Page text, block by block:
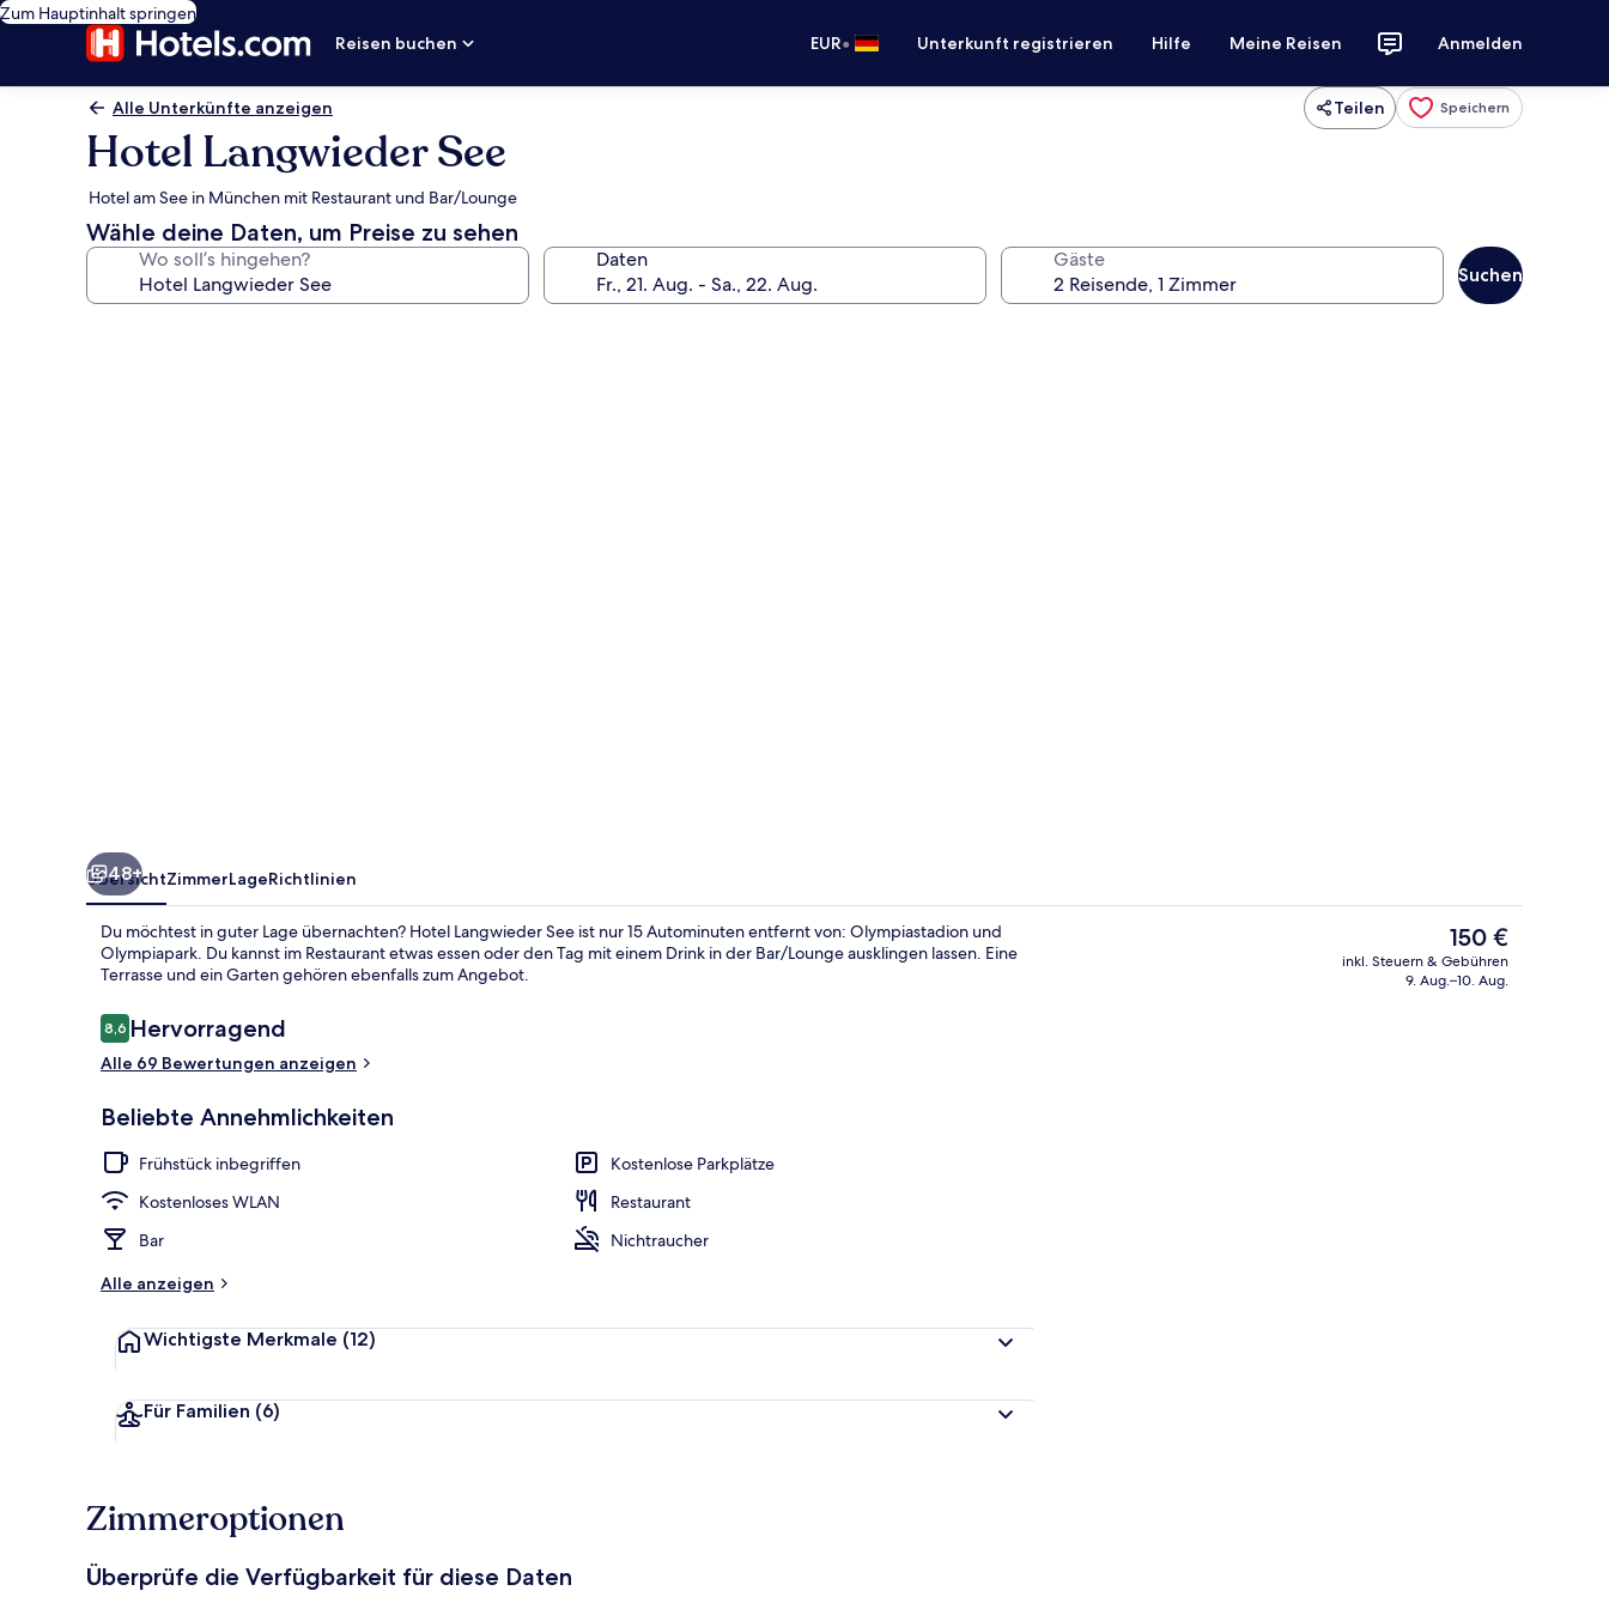
Zum Hauptinhalt springen
Reisen buchen
EUR• Unterkunft registrieren Hilfe Meine Reisen Anmelden
Alle Unterkünfte anzeigen Teilen Speichern
Hotel Langwieder See
Hotel am See in München mit Restaurant und Bar/Lounge
Wähle deine Daten, um Preise zu sehen
Wo soll’s hingehen? Daten Gäste
Suchen
48+
ÜbersichtZimmerLageRichtlinien
Du möchtest in guter Lage übernachten? Hotel Langwieder See ist nur 15 Autominuten entfernt von: Olympiastadion und
Olympiapark. Du kannst im Restaurant etwas essen oder den Tag mit einem Drink in der Bar/Lounge ausklingen lassen. Eine
Terrasse und ein Garten gehören ebenfalls zum Angebot.
Bewertungen
8,68,6 von 10.
Hervorragend
Alle 69 Bewertungen anzeigen
Beliebte Annehmlichkeiten
Frühstück inbegriffen
Kostenlose Parkplätze
Kostenloses WLAN
Restaurant
Bar
Nichtraucher
Alle anzeigen
Wichtigste Merkmale (12)
Für Familien (6)
Der
aktuelle
Preis
150 €
inkl. Steuern & Gebühren
9. Aug.–10. Aug.
Zimmeroptionen
Überprüfe die Verfügbarkeit für diese Daten